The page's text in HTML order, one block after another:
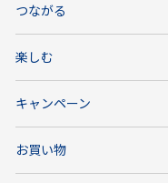
つながる
楽しむ
キャンペーン
お買い物